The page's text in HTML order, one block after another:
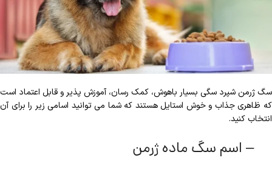
سگ ژرمن شپرد سگی بسیار باهوش، کمک رسان، آموزش پذیر و قابل اعتماد است
که ظاهری جذاب و خوش استایل هستند که شما می توانید اسامی زیر را برای آن
انتخاب کنید.
– اسم سگ ماده ژرمن